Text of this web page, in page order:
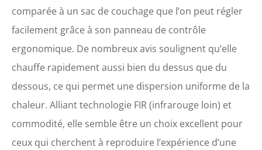
RANGER】Le dôme inférieur
se glisse sous le dôme
le volume de moitié. Les
accessoires peuvent être
dôme, et l'appareil peut
être placé dans un coin de
comparée à un sac de couchage que l’on peut régler
facilement grâce à son panneau de contrôle
ergonomique. De nombreux avis soulignent qu’elle
chauffe rapidement aussi bien du dessus que du
dessous, ce qui permet une dispersion uniforme de la
chaleur. Alliant technologie FIR (infrarouge loin) et
commodité, elle semble être un choix excellent pour
ceux qui cherchent à reproduire l’expérience d’une